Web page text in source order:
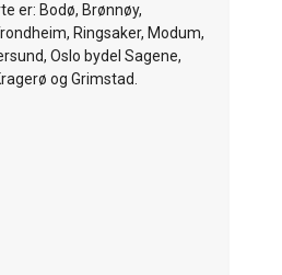
er: Bodø, Brønnøy,
Ringsaker, Modum,
Oslo bydel Sagene,
og Grimstad.